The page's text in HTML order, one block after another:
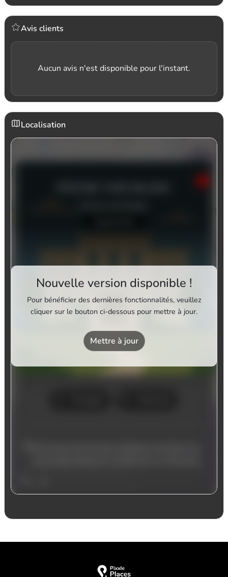
Avis clients
Aucun avis n'est disponible pour l'instant.
Localisation